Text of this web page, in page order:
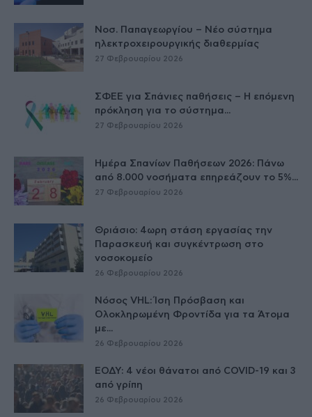
Νοσ. Παπαγεωργίου – Νέο σύστημα
ηλεκτροχειρουργικής διαθερμίας
27 Φεβρουαρίου 2026
ΣΦΕΕ για Σπάνιες παθήσεις – Η επόμενη
πρόκληση για το σύστημα...
27 Φεβρουαρίου 2026
Ημέρα Σπανίων Παθήσεων 2026: Πάνω
από 8.000 νοσήματα επηρεάζουν το 5%...
27 Φεβρουαρίου 2026
Θριάσιο: 4ωρη στάση εργασίας την
Παρασκευή και συγκέντρωση στο
νοσοκομείο
26 Φεβρουαρίου 2026
Νόσος VHL: Ίση Πρόσβαση και
Ολοκληρωμένη Φροντίδα για τα Άτομα
με...
26 Φεβρουαρίου 2026
ΕΟΔΥ: 4 νέοι θάνατοι από COVID-19 και 3
από γρίπη
26 Φεβρουαρίου 2026